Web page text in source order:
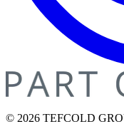
© 2026 TEFCOLD